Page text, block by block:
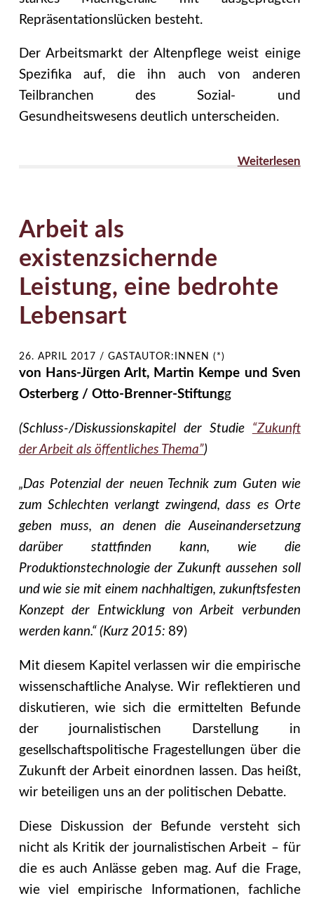
Repräsentationslücken besteht.
Der Arbeitsmarkt der Altenpflege weist einige
Spezifika auf, die ihn auch von anderen
Teilbranchen des Sozial- und
Gesundheitswesens deutlich unterscheiden.
Weiterlesen
Arbeit als
existenzsichernde
Leistung, eine bedrohte
Lebensart
26. APRIL 2017 / GASTAUTOR:INNEN (*)
von Hans-Jürgen Arlt, Martin Kempe und Sven
Osterberg / Otto-Brenner-Stiftungg
(Schluss-/Diskussionskapitel der Studie “Zukunft
der Arbeit als öffentliches Thema”)
„Das Potenzial der neuen Technik zum Guten wie
zum Schlechten verlangt zwingend, dass es Orte
geben muss, an denen die Auseinandersetzung
darüber stattfinden kann, wie die
Produktionstechnologie der Zukunft aussehen soll
und wie sie mit einem nachhaltigen, zukunftsfesten
Konzept der Entwicklung von Arbeit verbunden
werden kann.“ (Kurz 2015: 89)
Mit diesem Kapitel verlassen wir die empirische
wissenschaftliche Analyse. Wir reflektieren und
diskutieren, wie sich die ermittelten Befunde
der journalistischen Darstellung in
gesellschaftspolitische Fragestellungen über die
Zukunft der Arbeit einordnen lassen. Das heißt,
wir beteiligen uns an der politischen Debatte.
Diese Diskussion der Befunde versteht sich
nicht als Kritik der journalistischen Arbeit – für
die es auch Anlässe geben mag. Auf die Frage,
wie viel empirische Informationen, fachliche